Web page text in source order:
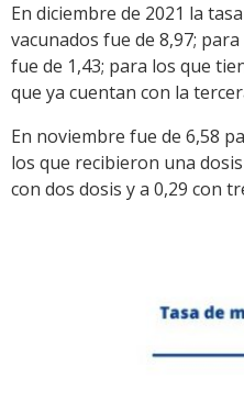
En diciembre de 2021 la
vacunados fue de 8,97;
fue de 1,43; para los que
que ya cuentan con la
En noviembre fue de 6,58
los que recibieron una
con dos dosis y a 0,29 con